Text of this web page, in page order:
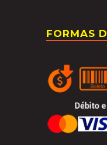
FORMAS